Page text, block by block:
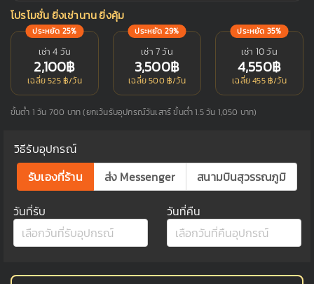
โปรโมชั่น ยิ่งเช่านาน ยิ่งคุ้ม
ประหยัด 25%
เช่า 4 วัน
2,100฿
เฉลี่ย 525 ฿/วัน
ประหยัด 29%
เช่า 7 วัน
3,500฿
เฉลี่ย 500 ฿/วัน
ประหยัด 35%
เช่า 10 วัน
4,550฿
เฉลี่ย 455 ฿/วัน
ขั้นต่ำ 1 วัน 700 บาท (ยกเว้นรับอุปกรณ์วันเสาร์ ขั้นต่ำ 1.5 วัน 1,050 บาท)
วิธีรับอุปกรณ์
รับเองที่ร้าน
ส่ง Messenger สนามบินสุวรรณภูมิ
วันที่รับ วันที่คืน